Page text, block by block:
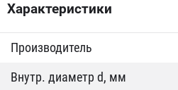
Характеристики
Производитель
Внутр. диаметр d, мм